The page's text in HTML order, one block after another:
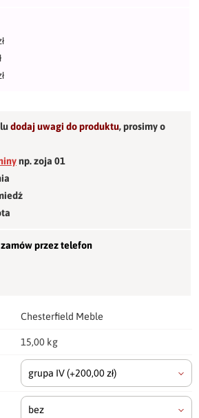
dodaj uwagi do produktu,prosimy o
np. zoja 01
przez telefon
Chesterfield Meble
15,00 kg
grupa IV(+200,00 zł)
bez